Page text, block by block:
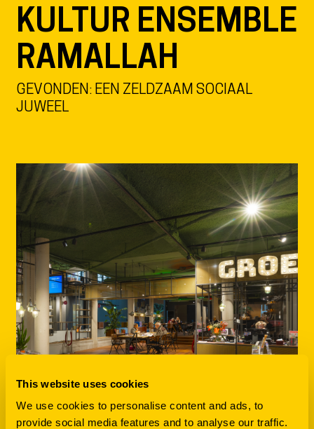
This website uses cookies
We use cookies to personalise content and ads, to
provide social media features and to analyse our traffic.
KULTUR ENSEMBLE
RAMALLAH
GEVONDEN: EEN ZELDZAAM SOCIAAL
JUWEEL